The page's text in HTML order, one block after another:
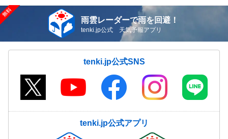
雨雲レーダーで雨を回避！
tenki.jp公式 天気予報アプリ
tenki.jp公式SNS
tenki.jp公式アプリ